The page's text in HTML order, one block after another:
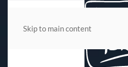
Skip to main content